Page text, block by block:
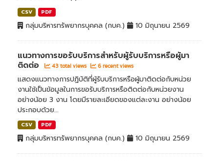
CSV PDF
กลุ่มบริหารทรัพยากรบุคคล (กบค.) 10 มิถุนายน 2569
แนวทางการขอรับบริการสำหรับผู้รับบริการหรือผู้มา
ติดต่อ
43 total views 6 recent views
แสดงแนวทางการปฏิบัติที่ผู้รับบริการหรือผู้มาติดต่อกับหน่วย
งานใช้เป็นข้อมูลในการขอรับบริการหรือติดต่อกับหน่วยงาน
อย่างน้อย 3 งาน โดยมีรายละเอียดของแต่ละงาน อย่างน้อย
ประกอบด้วย...
CSV PDF
กลุ่มบริหารทรัพยากรบุคคล (กบค.) 10 มิถุนายน 2569